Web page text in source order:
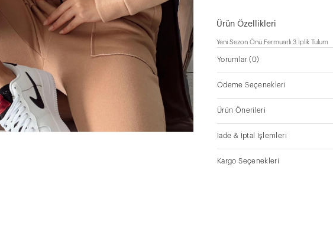
Ürün Özellikleri
Yeni Sezon Önü Fermuarlı 3 İplik Tulum
Yorumlar(0)
Ödeme Seçenekleri
Ürün Önerileri
İade & İptal İşlemleri
Kargo Seçenekleri